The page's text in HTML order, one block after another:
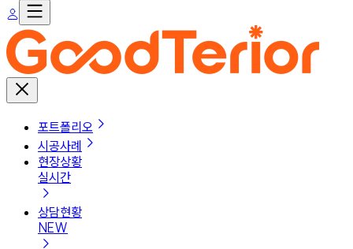
포트폴리오
시공사례
현장상황
실시간
상담현황
NEW